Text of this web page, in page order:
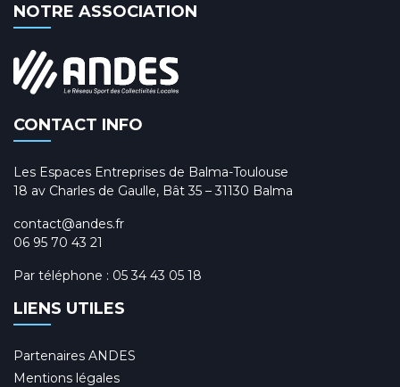
NOTRE ASSOCIATION
CONTACT INFO
Les Espaces Entreprises de Balma-Toulouse
18 av Charles de Gaulle, Bât 35 – 31130 Balma
contact@andes.fr
06 95 70 43 21
Par téléphone : 05 34 43 05 18
LIENS UTILES
Partenaires ANDES
Mentions légales